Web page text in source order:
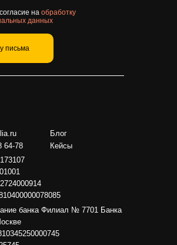
на обработку
данных
письма
Блог
банка Филиал № 7701 Банка
64-78 Кейсы